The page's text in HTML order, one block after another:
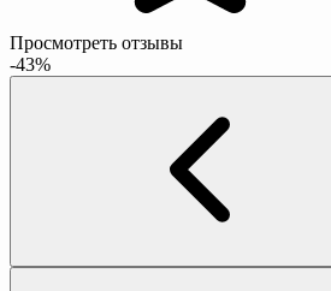
Просмотреть отзывы
-43%